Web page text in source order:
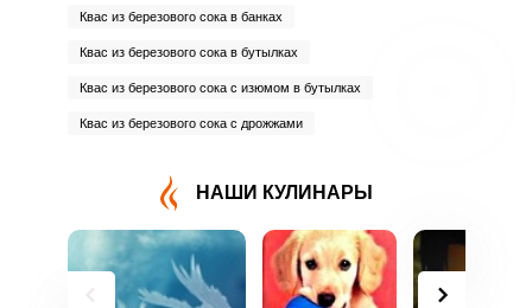
Квас из березового сока в банках
Квас из березового сока в бутылках
Квас из березового сока с изюмом в бутылках
Квас из березового сока с дрожжами
НАШИ КУЛИНАРЫ